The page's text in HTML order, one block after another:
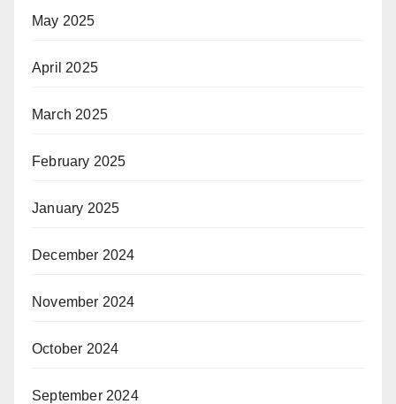
May 2025
April 2025
March 2025
February 2025
January 2025
December 2024
November 2024
October 2024
September 2024